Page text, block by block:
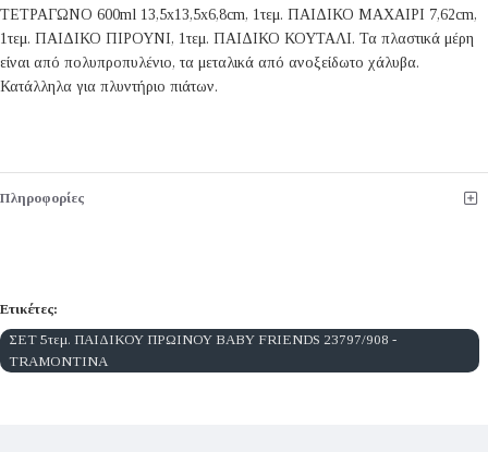
ΤΕΤΡΑΓΩΝΟ 600ml 13,5x13,5x6,8cm, 1τεμ. ΠΑΙΔΙΚΟ ΜΑΧΑΙΡΙ 7,62cm,
1τεμ. ΠΑΙΔΙΚΟ ΠΙΡΟΥΝΙ, 1τεμ. ΠΑΙΔΙΚΟ ΚΟΥΤΑΛΙ. Τα πλαστικά μέρη
είναι από πολυπροπυλένιο, τα μεταλικά από ανοξείδωτο χάλυβα.
Κατάλληλα για πλυντήριο πιάτων.
Πληροφορίες
Ετικέτες:
ΣΕΤ 5τεμ. ΠΑΙΔΙΚΟΥ ΠΡΩΙΝΟΥ BABY FRIENDS 23797/908 -
TRAMONTINA